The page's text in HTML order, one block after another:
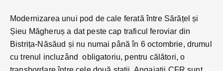
Modernizarea unui pod de cale ferată între Sărățel și
Șieu Măgheruș a dat peste cap traficul feroviar din
Bistrița-Năsăud și nu numai până în 6 octombrie, drumul
cu trenul incluzând obligatoriu, pentru călători, o